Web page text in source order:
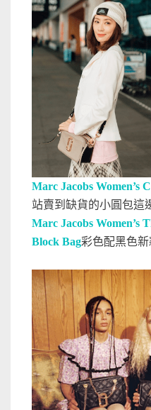
Marc Jacobs Women’s
站賣到缺貨的小圓包這
Marc Jacobs Women’s
Block Bag彩色配黑色新